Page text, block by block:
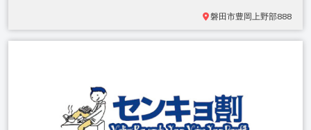
磐田市豊岡上野部888